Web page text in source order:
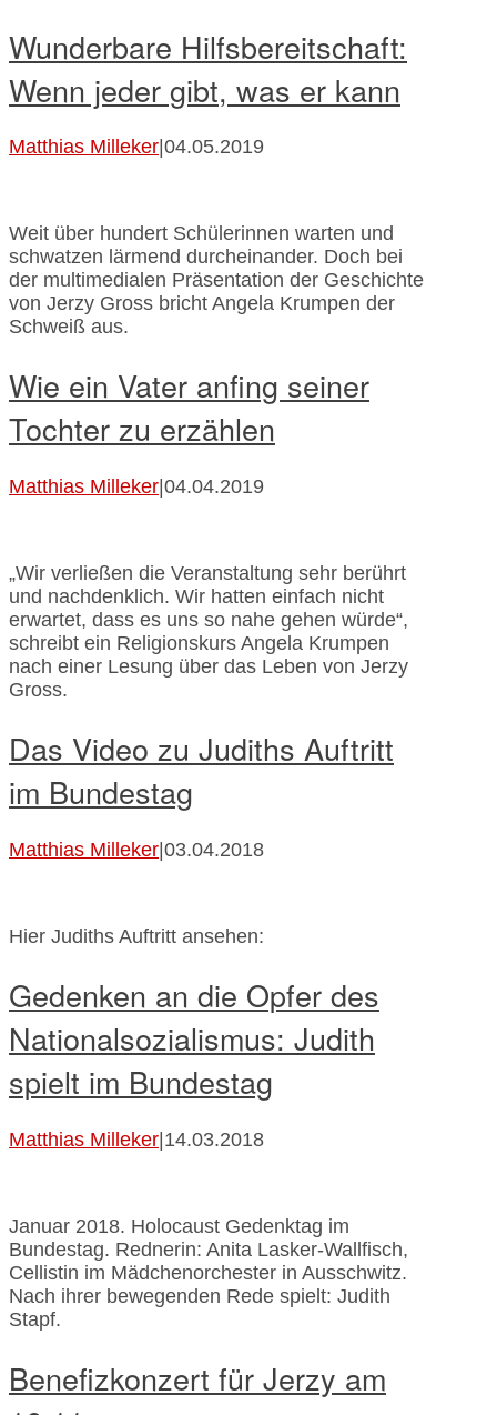
Wunderbare Hilfsbereitschaft:
Wenn jeder gibt, was er kann
Matthias Milleker 04.05.2019
Weit über hundert Schülerinnen warten und
schwatzen lärmend durcheinander. Doch bei
der multimedialen Präsentation der Geschichte
von Jerzy Gross bricht Angela Krumpen der
Schweiß aus.
Wie ein Vater anfing seiner
Tochter zu erzählen
Matthias Milleker|04.04.2019
„Wir verließen die Veranstaltung sehr berührt
und nachdenklich. Wir hatten einfach nicht
erwartet, dass es uns so nahe gehen würde“,
schreibt ein Religionskurs Angela Krumpen
nach einer Lesung über das Leben von Jerzy
Gross.
Das Video zu Judiths Auftritt
im Bundestag
Matthias Milleker|03.04.2018
Hier Judiths Auftritt ansehen:
Gedenken an die Opfer des
Nationalsozialismus: Judith
spielt im Bundestag
Matthias Milleker|14.03.2018
Januar 2018. Holocaust Gedenktag im
Bundestag. Rednerin: Anita Lasker-Wallfisch,
Cellistin im Mädchenorchester in Ausschwitz.
Nach ihrer bewegenden Rede spielt: Judith
Stapf.
Benefizkonzert für Jerzy am